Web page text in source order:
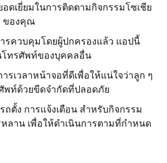
อดเยี่ยมในการติดตามกิจกรรมโซเชีย
ของคุณ
รควบคุมโดยผู้ปกครองแล้ว แอปนี้
ทรศัพท์ของบุคคลอื่น
รเวลาหน้าจอที่ดีเพื่อให้แน่ใจว่าลูก ๆ
ท์ด้วยขีดจำกัดที่ปลอดภัย
ถตั้ง การแจ้งเตือน สำหรับกิจกรรม
ลาน เพื่อให้ดำเนินการตามที่กำหนด